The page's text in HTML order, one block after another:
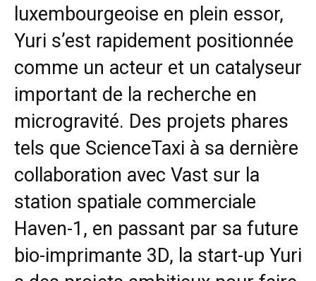
luxembourgeoise en plein essor,
Yuri s’est rapidement positionnée
comme un acteur et un catalyseur
important de la recherche en
microgravité. Des projets phares
tels que ScienceTaxi à sa dernière
collaboration avec Vast sur la
station spatiale commerciale
Haven-1, en passant par sa future
bio-imprimante 3D, la start-up Yuri